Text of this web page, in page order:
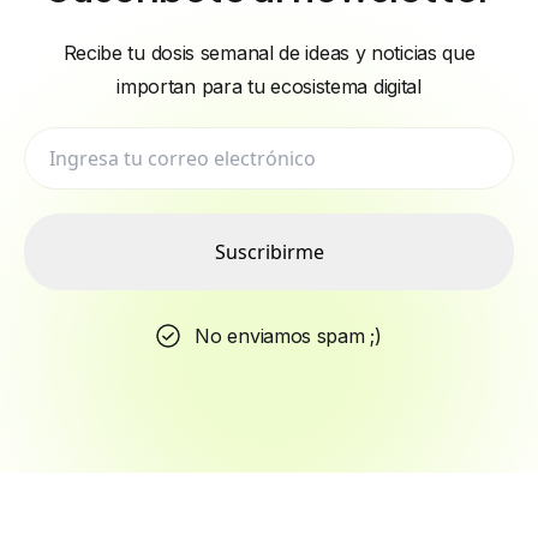
Recibe tu dosis semanal de ideas y noticias que
importan para tu ecosistema digital
Suscribirme
No enviamos spam ;)